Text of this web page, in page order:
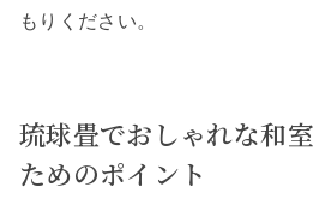
もりください。
琉球畳でおしゃれな和
ためのポイント
リフォーム会社紹介